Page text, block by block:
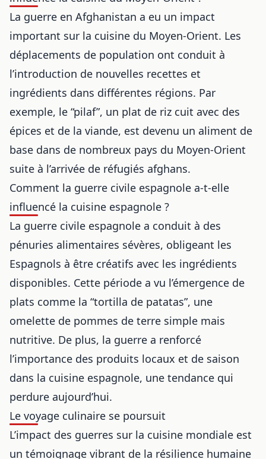
La guerre en Afghanistan a eu un impact
important sur la cuisine du Moyen-Orient. Les
déplacements de population ont conduit à
l’introduction de nouvelles recettes et
ingrédients dans différentes régions. Par
exemple, le “pilaf”, un plat de riz cuit avec des
épices et de la viande, est devenu un aliment de
base dans de nombreux pays du Moyen-Orient
suite à l’arrivée de réfugiés afghans.
Comment la guerre civile espagnole a-t-elle
influencé la cuisine espagnole ?
La guerre civile espagnole a conduit à des
pénuries alimentaires sévères, obligeant les
Espagnols à être créatifs avec les ingrédients
disponibles. Cette période a vu l’émergence de
plats comme la “tortilla de patatas”, une
omelette de pommes de terre simple mais
nutritive. De plus, la guerre a renforcé
l’importance des produits locaux et de saison
dans la cuisine espagnole, une tendance qui
perdure aujourd’hui.
Le voyage culinaire se poursuit
L’impact des guerres sur la cuisine mondiale est
un témoignage vibrant de la résilience humaine